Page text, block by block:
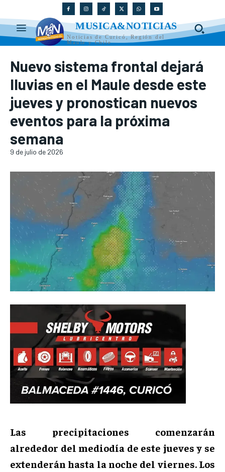
MUSICA&NOTICIAS
Noticias de Curicó, Región del
Maule y Chile
Nuevo sistema frontal dejará
lluvias en el Maule desde este
jueves y pronostican nuevos
eventos para la próxima
semana
9 de julio de 2026
Las precipitaciones comenzarán
alrededor del mediodía de este jueves y se
extenderán hasta la noche del viernes. Los